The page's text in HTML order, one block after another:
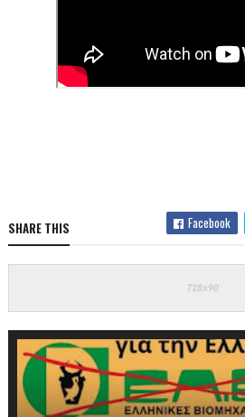
SHARE THIS Facebook